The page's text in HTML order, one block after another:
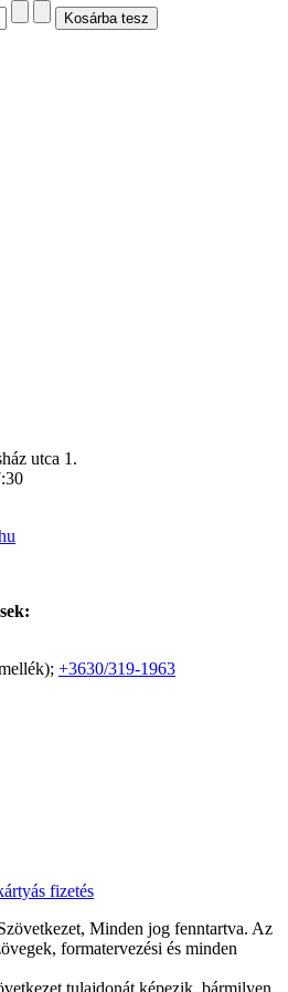
utca 1.
+3630/319-1963
Minden jog fenntartva. Az
formatervezési és minden